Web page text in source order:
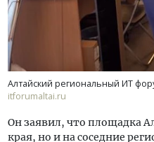
Алтайский региональный ИТ
itforumaltai.ru
Он заявил, что площадка
края, но и на соседние